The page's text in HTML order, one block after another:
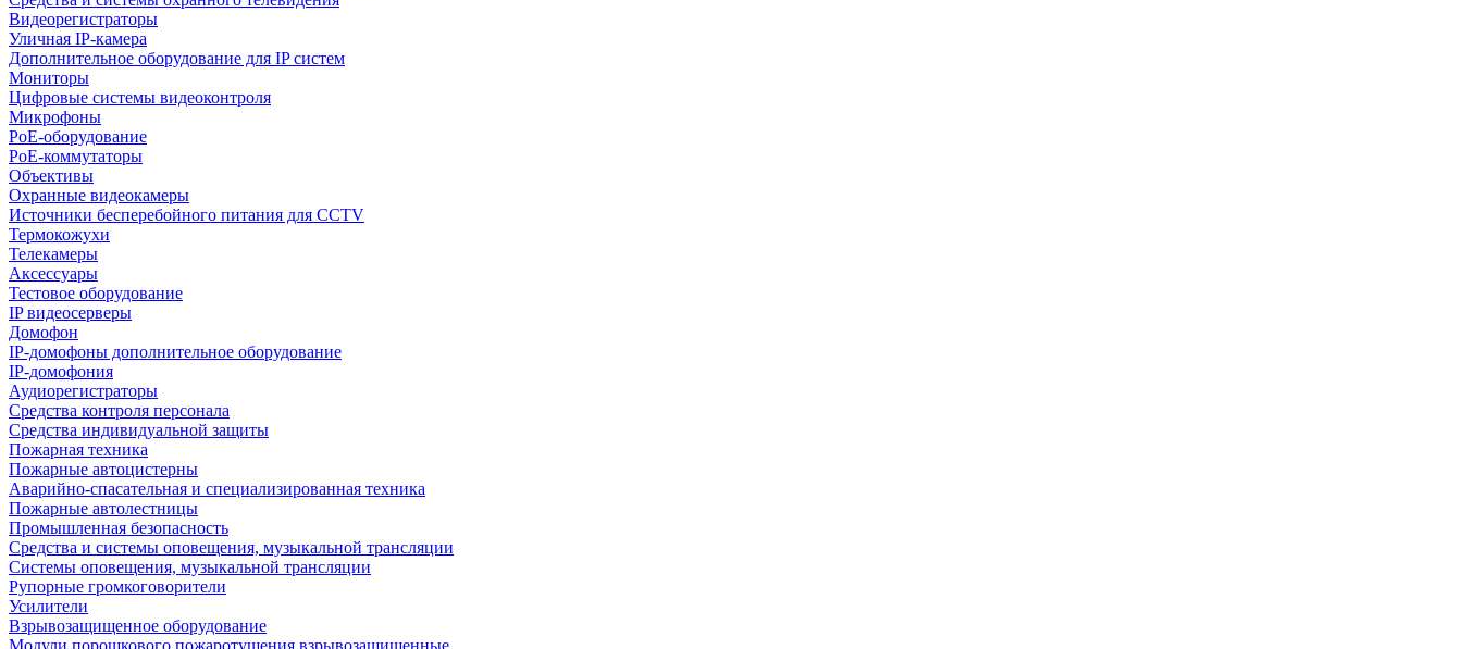
Видеорегистраторы
Уличная IP-камера
Дополнительное оборудование для IP систем
Мониторы
Цифровые системы видеоконтроля
Микрофоны
PoE-оборудование
PoE-коммутаторы
Объективы
Охранные видеокамеры
Источники бесперебойного питания для CCTV
Термокожухи
Телекамеры
Аксессуары
Тестовое оборудование
IP видеосерверы
Домофон
IP-домофоны дополнительное оборудование
IP-домофония
Аудиорегистраторы
Средства контроля персонала
Средства индивидуальной защиты
Пожарная техника
Пожарные автоцистерны
Аварийно-спасательная и специализированная техника
Пожарные автолестницы
Промышленная безопасность
Средства и системы оповещения, музыкальной трансляции
Системы оповещения, музыкальной трансляции
Рупорные громкоговорители
Усилители
Взрывозащищенное оборудование
Модули порошкового пожаротушения взрывозащищенные